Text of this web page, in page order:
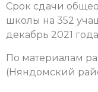
Срок сдачи
школы на 352
декабрь 2021
По материалам
(Няндомский